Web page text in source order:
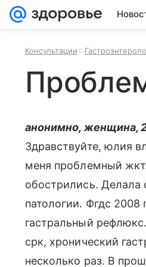
Консультации
анонимно, женщина,
Здравствуйте, юлия
меня проблемный
обострились. Делала
патологии. Фгдс 2008
гастральный
срк, хронический
несколько раз. В